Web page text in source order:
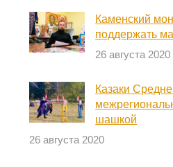
Каменский
поддержать
26 августа 2020
Казаки
шашкой
26 августа 2020